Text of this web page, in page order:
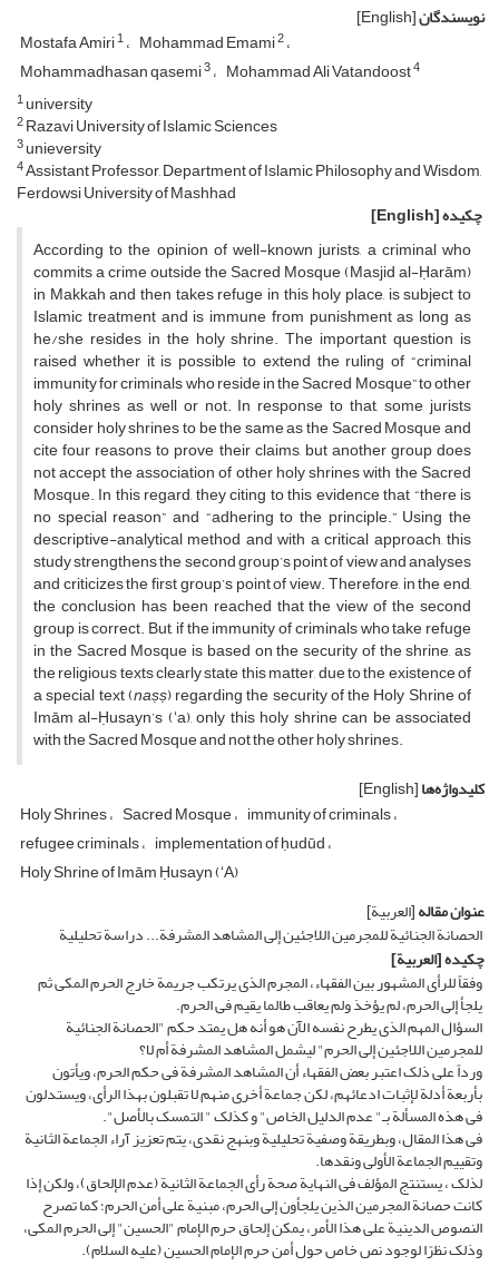
نویسندگان[English]
Mostafa Amiri1 Mohammad Emami2
Mohammadhasan qasemi3 Mohammad Ali Vatandoost4
1university
2Razavi University of Islamic Sciences
3unieversity
4Assistant Professor, Department of Islamic Philosophy and Wisdom,
Ferdowsi University of Mashhad
چکیده[English]
According to the opinion of well-known jurists, a criminal who
commits a crime outside the Sacred Mosque (Masjid al-Ḥarām)
in Makkah and then takes refuge in this holy place, is subject to
Islamic treatment and is immune from punishment as long as
he/she resides in the holy shrine. The important question is
raised whether it is possible to extend the ruling of “criminal
immunity for criminals who reside in the Sacred Mosque” to other
holy shrines as well or not. In response to that, some jurists
consider holy shrines to be the same as the Sacred Mosque and
cite four reasons to prove their claims, but another group does
not accept the association of other holy shrines with the Sacred
Mosque. In this regard, they citing to this evidence that “there is
no special reason” and “adhering to the principle.” Using the
descriptive-analytical method and with a critical approach, this
study strengthens the second group’s point of view and analyses
and criticizes the first group’s point of view. Therefore, in the end,
the conclusion has been reached that the view of the second
group is correct. But, if the immunity of criminals who take refuge
in the Sacred Mosque is based on the security of the shrine, as
the religious texts clearly state this matter, due to the existence of
a special text (naṣṣ) regarding the security of the Holy Shrine of
Imām al-Ḥusayn’s (ʻa), only this holy shrine can be associated
with the Sacred Mosque and not the other holy shrines.
کلیدواژه‌ها[English]
Holy Shrines Sacred Mosque immunity of criminals
refugee criminals implementation of ḥudūd
Holy Shrine of Imām Ḥusayn (ʻA)
عنوان مقاله[العربیة]
الحصانة الجنائیة للمجرمین اللاجئین إلى المشاهد المشرفة... دراسة تحلیلیة
چکیده[العربیة]
وفقاً للرأی المشهور بین الفقهاء، المجرم الذی یرتکب جریمة خارج الحرم المکی ثم
یلجأ إلى الحرم، لم یؤخذ ولم یعاقب طالما یقیم فی الحرم.
السؤال المهم الذی یطرح نفسه الآن هو أنه هل یمتد حکم "الحصانة الجنائیة
للمجرمین اللاجئین إلى الحرم" لیشمل المشاهد المشرفة أم لا؟
ورداً على ذلک اعتبر بعض الفقهاء أن المشاهد المشرفة فی حکم الحرم، ویأتون
بأربعة أدلة لإثبات ادعائهم، لکن جماعة أخرى منهم لا تقبلون بهذا الرأی، ویستدلون
فی هذه المسألة بـ" عدم الدلیل الخاص" و کذلک " التمسک بالأصل".
فی هذا المقال، وبطریقة وصفیة تحلیلیة وبنهج نقدی، یتم تعزیز آراء الجماعة الثانیة
وتقییم الجماعة الأولى ونقدها.
لذلک ، یستنتج المؤلف فی النهایة صحة رأی الجماعة الثانیة (عدم الإلحاق)، ولکن إذا
کانت حصانة المجرمین الذین یلجأون إلى الحرم، مبنیة على أمن الحرم؛ کما تصرح
النصوص الدینیة على هذا الأمر، یمکن إلحاق حرم الإمام "الحسین" إلى الحرم المکی،
وذلک نظرًا لوجود نص خاص حول أمن حرم الإمام الحسین (علیه السلام).